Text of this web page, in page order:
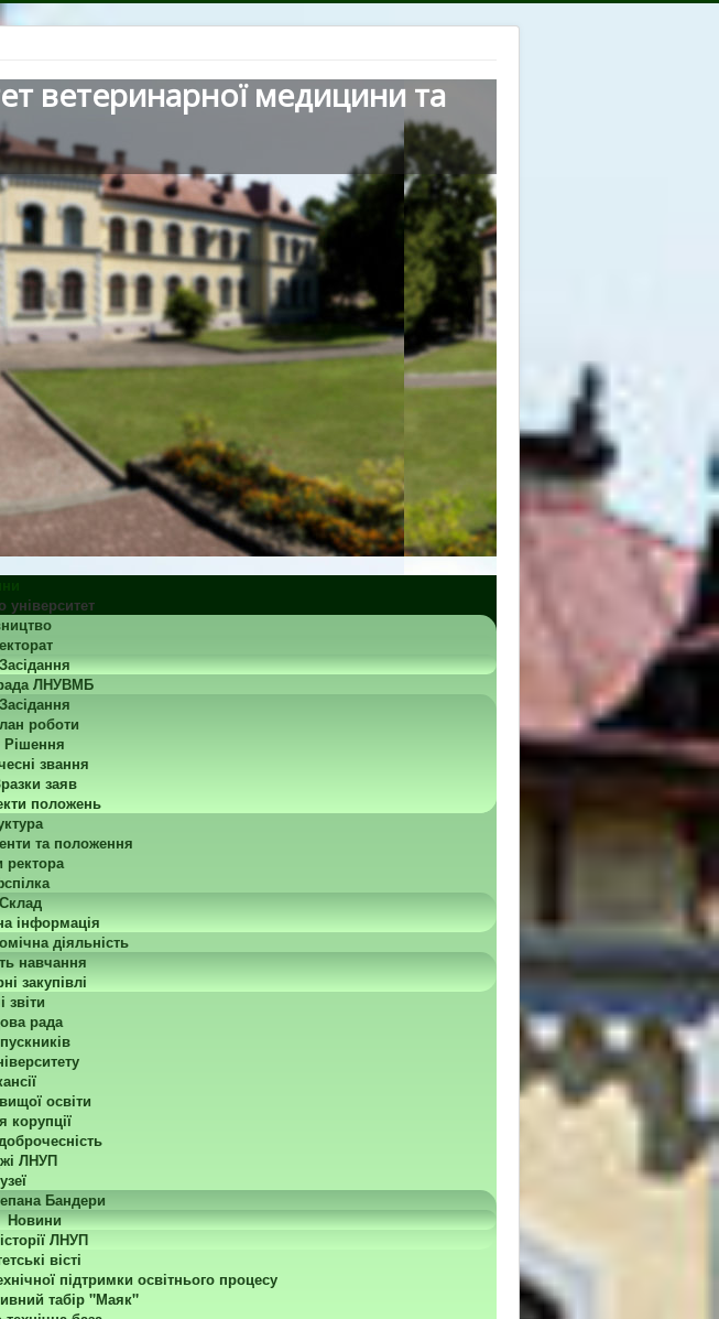
ветеринарної медицини та
університет
ЛНУВМБ
Засідання
роботи
Рішення
звання
заяв
положень
та положення
ректора
Склад
інформація
діяльність
навчання
закупівлі
звіти
рада
освіти
корупції
ЛНУП
Бандери
Новини
ЛНУП
вісті
підтримки освітнього процесу
табір "Маяк"